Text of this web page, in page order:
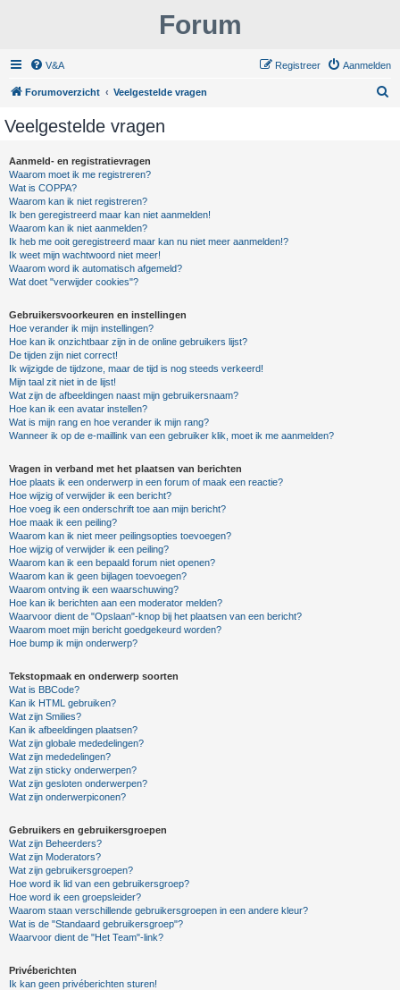
Forum
V&A Aanmelden
Registreer
Forumoverzicht Veelgestelde vragen
Veelgestelde vragen
Aanmeld- en registratievragen
Waarom moet ik me registreren?
Wat is COPPA?
Waarom kan ik niet registreren?
Ik ben geregistreerd maar kan niet aanmelden!
Waarom kan ik niet aanmelden?
Ik heb me ooit geregistreerd maar kan nu niet meer aanmelden!?
Ik weet mijn wachtwoord niet meer!
Waarom word ik automatisch afgemeld?
Wat doet "verwijder cookies"?
Gebruikersvoorkeuren en instellingen
Hoe verander ik mijn instellingen?
Hoe kan ik onzichtbaar zijn in de online gebruikers lijst?
De tijden zijn niet correct!
Ik wijzigde de tijdzone, maar de tijd is nog steeds verkeerd!
Mijn taal zit niet in de lijst!
Wat zijn de afbeeldingen naast mijn gebruikersnaam?
Hoe kan ik een avatar instellen?
Wat is mijn rang en hoe verander ik mijn rang?
Wanneer ik op de e-maillink van een gebruiker klik, moet ik me aanmelden?
Vragen in verband met het plaatsen van berichten
Hoe plaats ik een onderwerp in een forum of maak een reactie?
Hoe wijzig of verwijder ik een bericht?
Hoe voeg ik een onderschrift toe aan mijn bericht?
Hoe maak ik een peiling?
Waarom kan ik niet meer peilingsopties toevoegen?
Hoe wijzig of verwijder ik een peiling?
Waarom kan ik een bepaald forum niet openen?
Waarom kan ik geen bijlagen toevoegen?
Waarom ontving ik een waarschuwing?
Hoe kan ik berichten aan een moderator melden?
Waarvoor dient de "Opslaan"-knop bij het plaatsen van een bericht?
Waarom moet mijn bericht goedgekeurd worden?
Hoe bump ik mijn onderwerp?
Tekstopmaak en onderwerp soorten
Wat is BBCode?
Kan ik HTML gebruiken?
Wat zijn Smilies?
Kan ik afbeeldingen plaatsen?
Wat zijn globale mededelingen?
Wat zijn mededelingen?
Wat zijn sticky onderwerpen?
Wat zijn gesloten onderwerpen?
Wat zijn onderwerpiconen?
Gebruikers en gebruikersgroepen
Wat zijn Beheerders?
Wat zijn Moderators?
Wat zijn gebruikersgroepen?
Hoe word ik lid van een gebruikersgroep?
Hoe word ik een groepsleider?
Waarom staan verschillende gebruikersgroepen in een andere kleur?
Wat is de "Standaard gebruikersgroep"?
Waarvoor dient de "Het Team"-link?
Privéberichten
Ik kan geen privéberichten sturen!